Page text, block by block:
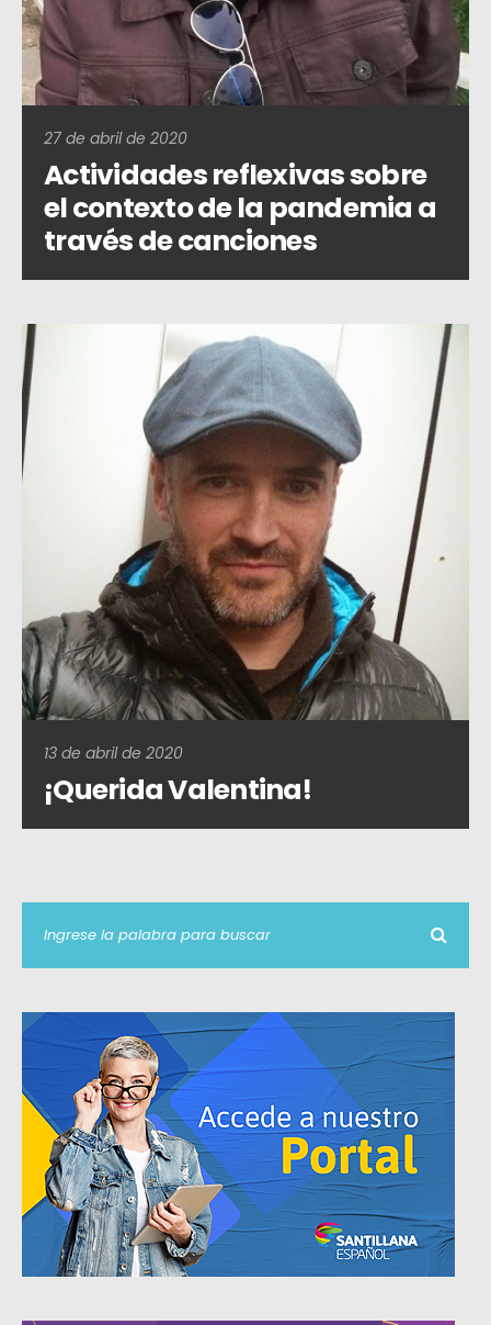
27 de abril de 2020
Actividades reflexivas sobre
el contexto de la pandemia a
través de canciones
13 de abril de 2020
¡Querida Valentina!